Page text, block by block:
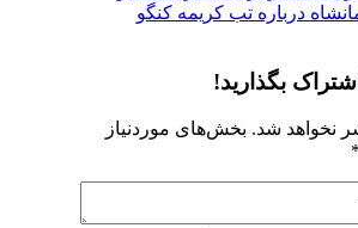
درباره تب کریمه کنگو
بگذارید!
نخواهد شد. بخش‌های موردنیاز
*